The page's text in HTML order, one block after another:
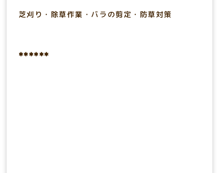
芝刈り・除草作業・バラの剪定・防草対策
******